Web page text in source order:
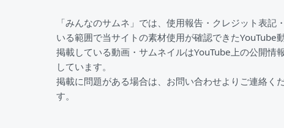
「みんなのサムネ」では、使用報告・クレジット表
いる範囲で当サイトの素材使用が確認できたYouTube
掲載している動画・サムネイルはYouTube上の公開情
しています。
掲載に問題がある場合は、お問い合わせよりご連絡く
す。